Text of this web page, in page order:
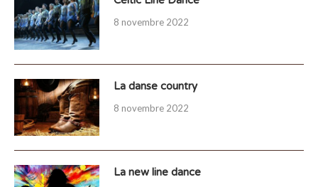
8 novembre 2022
La danse country
8 novembre 2022
La new line dance